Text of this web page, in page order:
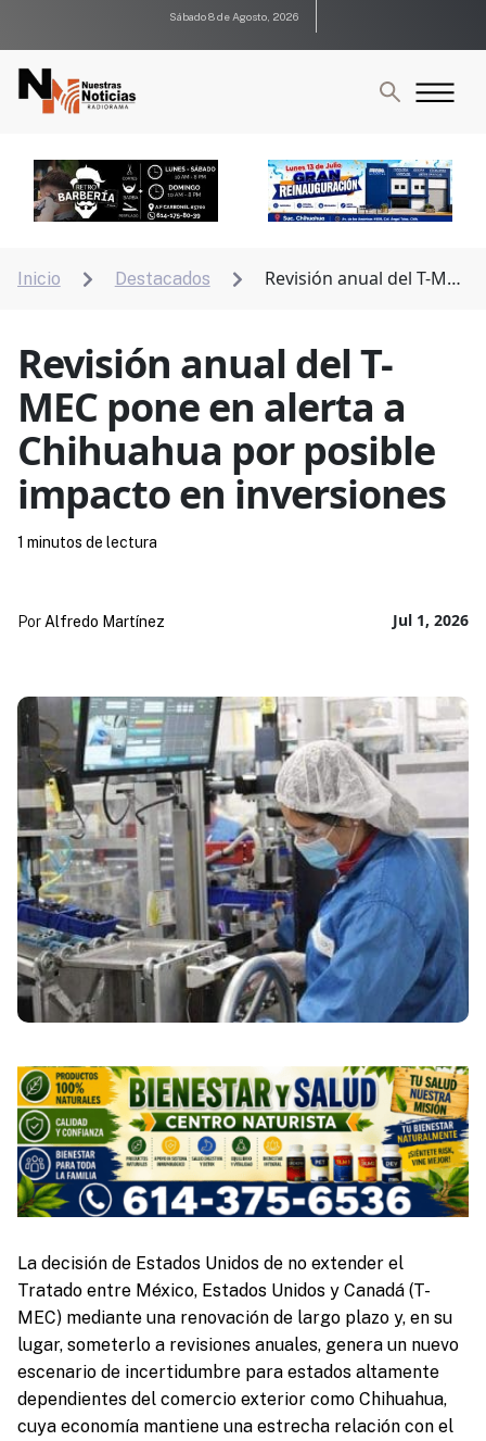
Sábado 8 de Agosto, 2026
Inicio  Destacados 
Revisión anual del T-MEC
Revisión anual del T-
MEC pone en alerta a
Chihuahua por posible
impacto en inversiones
Jul 1, 2026
Por Alfredo Martínez
1 minutos de lectura
La decisión de Estados Unidos de no extender el
Tratado entre México, Estados Unidos y Canadá (T-
MEC) mediante una renovación de largo plazo y, en su
lugar, someterlo a revisiones anuales, genera un nuevo
escenario de incertidumbre para estados altamente
dependientes del comercio exterior como Chihuahua,
cuya economía mantiene una estrecha relación con el